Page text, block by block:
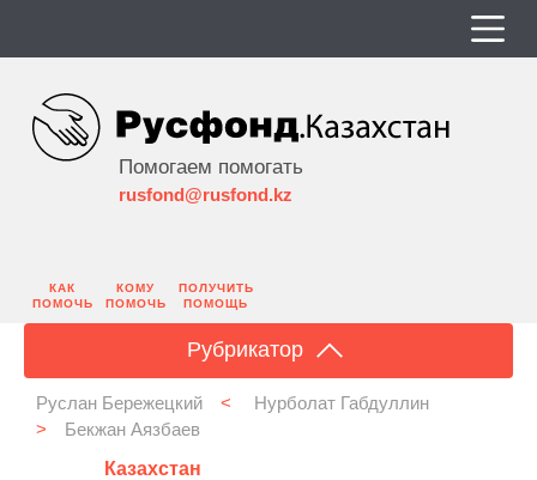
Помогаем помогать
rusfond@rusfond.kz
КАК
ПОМОЧЬ
КОМУ
ПОМОЧЬ
ПОЛУЧИТЬ
ПОМОЩЬ
Рубрикатор
Руслан Бережецкий <
Нурболат Габдуллин
>
Бекжан Аязбаев
Казахстан